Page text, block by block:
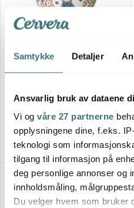
Samtykke Detaljer
Ansvarlig bruk av dataene
Vi og våre 27 partnerne
opplysningene dine, f.eks.
teknologi som
tilgang til informasjon på
deg personlige annonser og
innholdsmåling,
Du velger hvem som bruker
Iittala
På lager